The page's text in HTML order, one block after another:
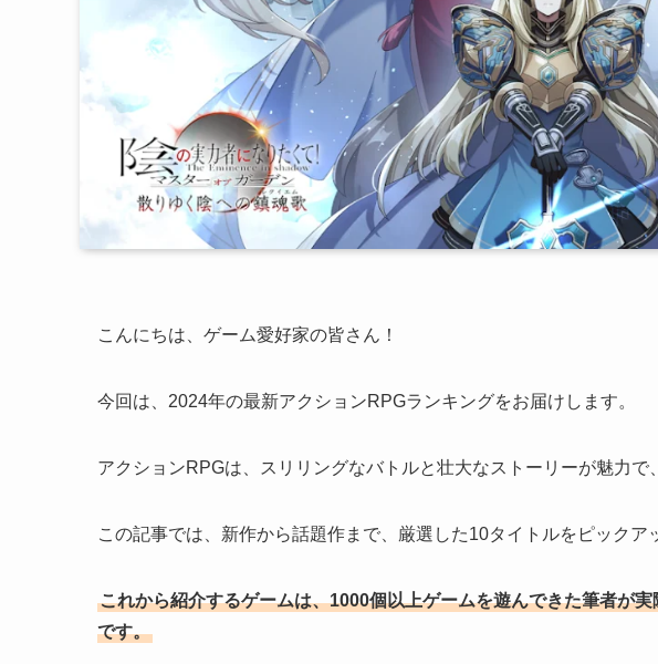
こんにちは、ゲーム愛好家の皆さん！
今回は、2024年の最新アクションRPGランキングをお届けします。
アクションRPGは、スリリングなバトルと壮大なストーリーが魅力で
この記事では、新作から話題作まで、厳選した10タイトルをピックア
これから紹介するゲームは、1000個以上ゲームを遊んできた筆者が
です。